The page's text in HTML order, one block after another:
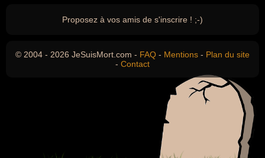
Proposez à vos amis de s'inscrire ! ;-)
© 2004 - 2026 JeSuisMort.com - FAQ - Mentions - Plan du site
- Contact